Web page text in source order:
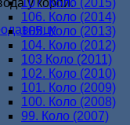
у корпи.
107. Коло (2015)
106. Коло (2014)
105. Коло (2013)
104. Коло (2012)
103 Коло (2011)
102. Коло (2010)
101. Коло (2009)
100. Коло (2008)
99. Коло (2007)